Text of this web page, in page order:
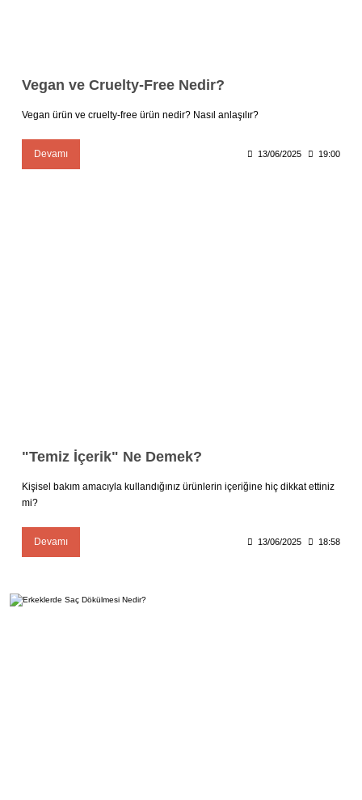
Vegan ve Cruelty-Free Nedir?
Vegan ürün ve cruelty-free ürün nedir? Nasıl anlaşılır?
Devamı 13/06/2025 19:00
"Temiz İçerik" Ne Demek?
Kişisel bakım amacıyla kullandığınız ürünlerin içeriğine hiç dikkat ettiniz
mi?
Devamı 13/06/2025 18:58